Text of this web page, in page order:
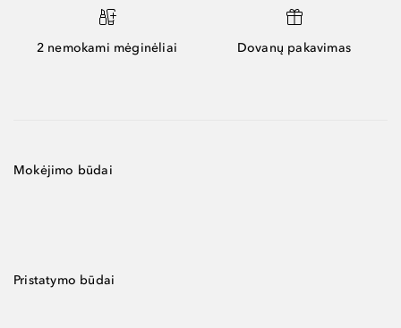
2 nemokami mėginėliai Dovanų pakavimas
Mokėjimo būdai
Pristatymo būdai